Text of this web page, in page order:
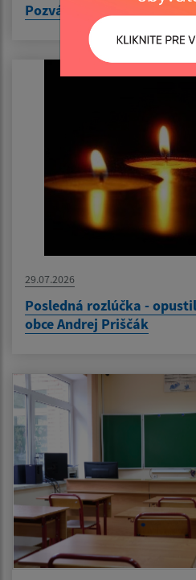
Pozvánka na výlet do
29.07.2026
Posledná rozlúčka -
obce Andrej Priščák